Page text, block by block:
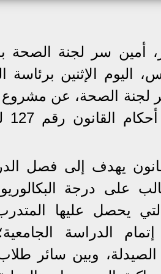
أمين سر لجنة الصحة
اليوم الإثنين
لجنة الصحة، عن مشروع
يهدف إلى فصل
على درجة
التي يحصل عليها
الدراسة
وبين سائر